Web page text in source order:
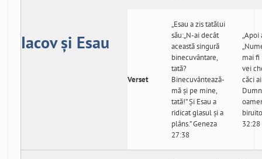
Iacov și Esau
Verset
„Esau a zis tatălui
său:„N-ai decât
această singură
binecuvântare,
tată?
Binecuvântează-
mă şi pe mine,
tată!” Şi Esau a
ridicat glasul şi a
plâns.” Geneza
27:38
„Apoi
mai fi
vei
căci
32:28